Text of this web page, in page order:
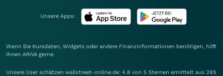
Unsere Apps:
Wenn Sie Kursdaten, Widgets oder andere Finanzinformationen benötigen, hilft
Ihnen ARIVA gerne.
Unsere User schätzen wallstreet-online.de: 4.8 von 5 Sternen ermittelt aus 285